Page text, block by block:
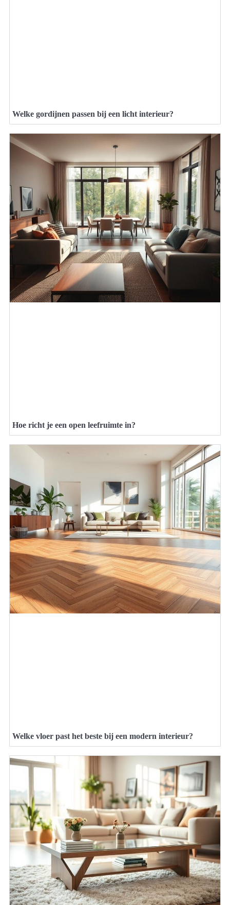
Welke gordijnen passen bij een licht interieur?
Hoe richt je een open leefruimte in?
Welke vloer past het beste bij een modern interieur?